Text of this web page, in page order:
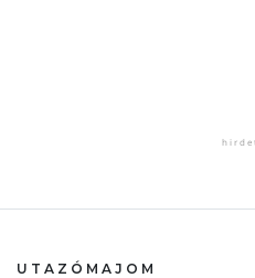
UTAZÓMAJOM